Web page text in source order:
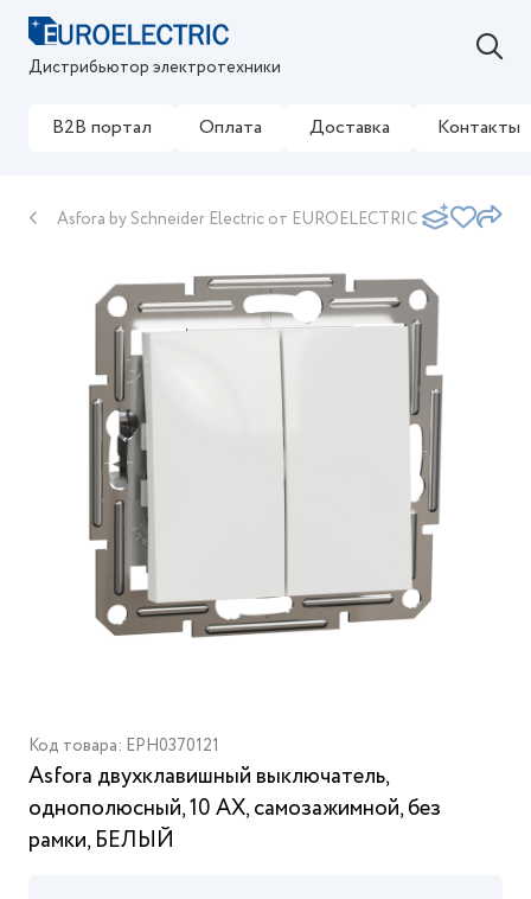
Дистрибьютор электротехники
B2B портал Оплата Доставка Контакты
Asfora by Schneider Electric от EUROELECTRIC
Код товара: EPH0370121
Asfora двухклавишный выключатель,
однополюсный, 10 AX, самозажимной, без
рамки, БЕЛЫЙ